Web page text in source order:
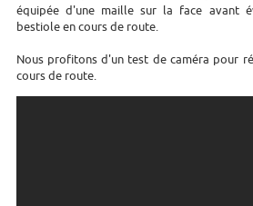
équipée d'une maille sur la face avant
bestiole en cours de route.
Nous profitons d'un test de caméra pour
cours de route.